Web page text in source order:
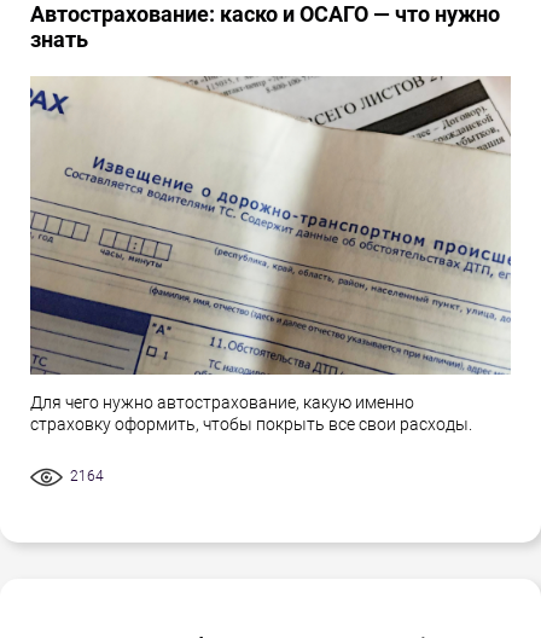
Автострахование: каско и ОСАГО — что нужно
знать
Для чего нужно автострахование, какую именно
страховку оформить, чтобы покрыть все свои расходы.
2164